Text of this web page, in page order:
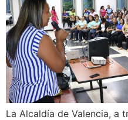
La Alcaldía de Valencia, a